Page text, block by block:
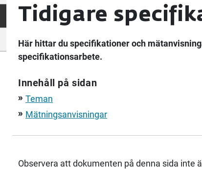
Tidigare
Här hittar du specifikationer och
specifikationsarbete.
Innehåll på sidan
double_arrow Teman
double_arrow Mätningsanvisningar
Observera att dokumenten på denna sida inte